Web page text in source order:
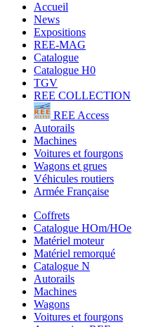
Accueil
News
Expositions
REE-MAG
Catalogue
Catalogue H0
TGV
REE COLLECTION
REE Access
Autorails
Machines
Voitures et fourgons
Wagons et grues
Véhicules routiers
Armée Française
Coffrets
Catalogue HOm/HOe
Matériel moteur
Matériel remorqué
Catalogue N
Autorails
Machines
Wagons
Voitures et fourgons